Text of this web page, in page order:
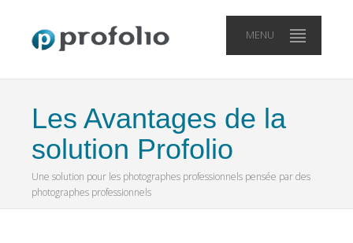
MENU
Les Avantages de la
solution Profolio
Une solution pour les photographes professionnels pensée par des
photographes professionnels